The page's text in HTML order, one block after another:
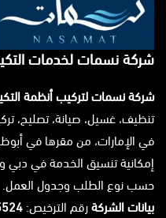
شركة نسمات لخدمات
شركة نسمات لتركيب أنظمة
تنظيف، غسيل، صيانة، تصليح،
في الإمارات، من مقرها في
إمكانية تنسيق الخدمة في دبي
حسب نوع الطلب وجدول العمل.
بيانات الشركةرقم الترخيص: